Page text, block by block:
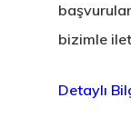
bizimle
Detaylı